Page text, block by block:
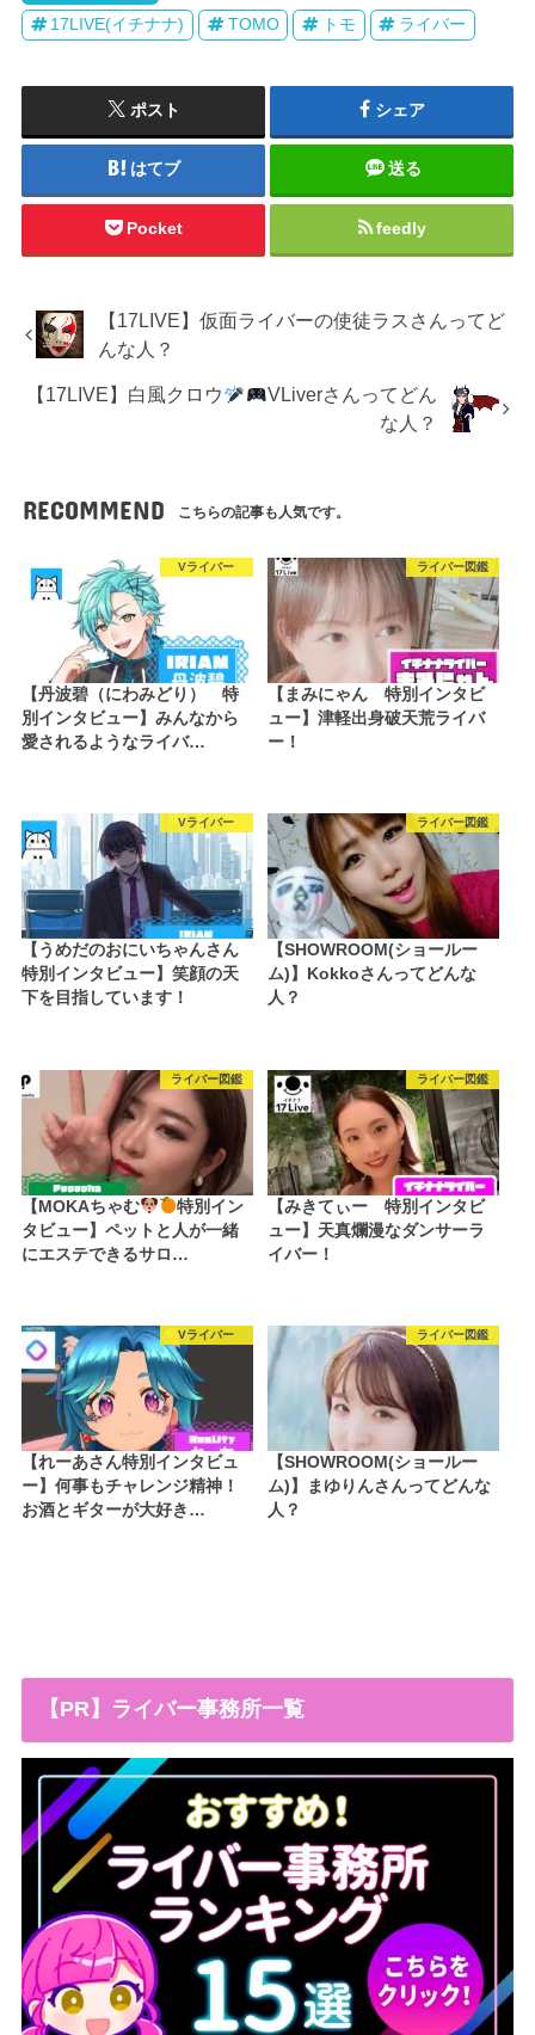
17LIVE(イチナナ)
TOMO トモ ライバー
ポスト シェア
はてブ 送る
Pocket feedly
【17LIVE】仮面ライバーの使徒ラスさんってど
んな人？
【17LIVE】白風クロウ
VLiverさんってどん
な人？
RECOMMEND こちらの記事も人気です。
Vライバー
【丹波碧（にわみどり） 特
別インタビュー】みんなから
愛されるようなライバ…
ライバー図鑑
【まみにゃん 特別インタビ
ュー】津軽出身破天荒ライバ
ー！
Vライバー
【うめだのおにいちゃんさん
特別インタビュー】笑顔の天
下を目指しています！
ライバー図鑑
【SHOWROOM(ショールー
ム)】Kokkoさんってどんな
人？
ライバー図鑑
【MOKAちゃむ
特別イン
タビュー】ペットと人が一緒
にエステできるサロ…
ライバー図鑑
【みきてぃー 特別インタビ
ュー】天真爛漫なダンサーラ
イバー！
Vライバー
【れーあさん特別インタビュ
ー】何事もチャレンジ精神！
お酒とギターが大好き…
ライバー図鑑
【SHOWROOM(ショールー
ム)】まゆりんさんってどんな
人？
【PR】ライバー事務所一覧